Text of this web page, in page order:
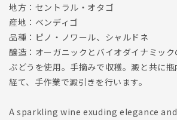
地方：セントラル・オタゴ
産地：ベンディゴ
品種：ピノ・ノワール、シャルドネ
醸造：オーガニックとバイオダイナミッ
ぶどうを使用。手摘みで収穫。澱と共に
経て、手作業で澱引きを行います。
A sparkling wine exuding elegance